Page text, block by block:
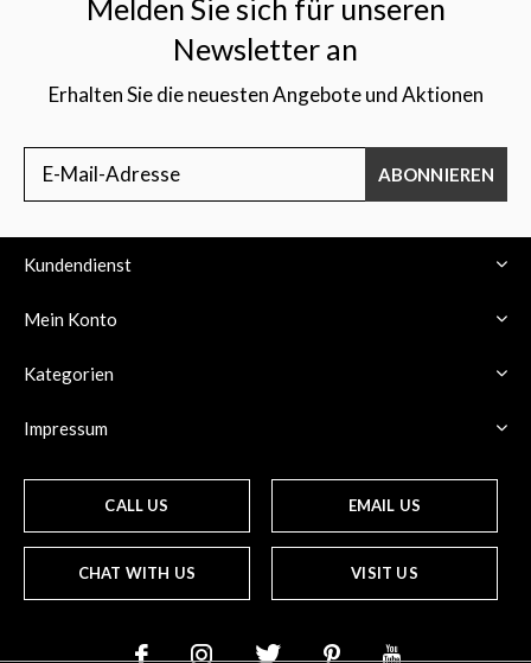
Melden Sie sich für unseren
Newsletter an
Erhalten Sie die neuesten Angebote und Aktionen
ABONNIEREN
Kundendienst
Mein Konto
Kategorien
Impressum
CALL US EMAIL US
CHAT WITH US VISIT US